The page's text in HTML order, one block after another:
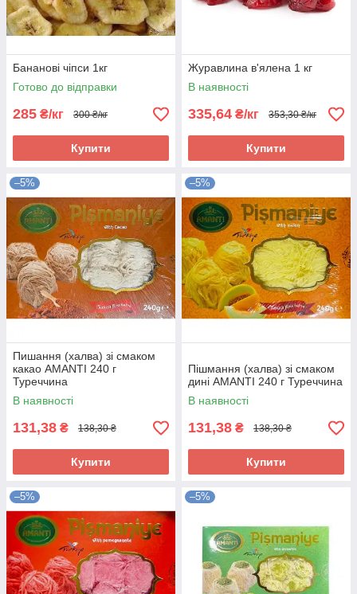
Бананові чіпси 1кг
Готово до відправки
285 ₴/кг 300 ₴/кг
Купити
Журавлина в'ялена 1 кг
В наявності
335,64 ₴/кг 353,30 ₴/кг
Купити
–5%
Пишання (халва) зі смаком
какао AMANTI 240 г
Туреччина
В наявності
131,38 ₴ 138,30 ₴
Купити
–5%
Пішмання (халва) зі смаком
дині AMANTI 240 г Туреччина
В наявності
131,38 ₴ 138,30 ₴
Купити
–5% –5%